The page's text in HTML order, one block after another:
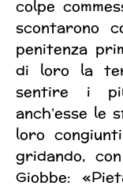
colpe
scontarono
penitenza
di loro la
sentire i
anch’esse le
loro
gridando,
Giobbe: